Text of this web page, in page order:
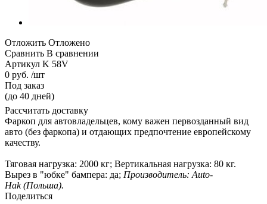
Отложить Отложено
Сравнить В сравнении
Артикул K 58V
0 руб. /шт
Под заказ
(до 40 дней)
Рассчитать доставку
Фаркоп для автовладельцев, кому важен первозданный вид
авто (без фаркопа) и отдающих предпочтение европейскому
качеству.
Тяговая нагрузка: 2000 кг; Вертикальная нагрузка: 80 кг.
Вырез в "юбке" бампера: да; Производитель: Auto-
Hak (Польша).
Поделиться